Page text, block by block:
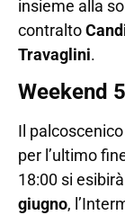
insieme alla
contralto
Travaglini.
Weekend
Il
per l’ultimo
18:00 si
giugno,